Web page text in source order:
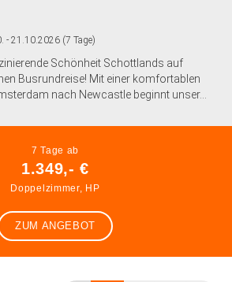
- 21.10.2026 (7 Tage)
Schönheit Schottlands auf
Busrundreise! Mit einer komfortablen
nach Newcastle beginnt unser...
7 Tage ab
1.349,- €
Doppelzimmer, HP
ZUM ANGEBOT